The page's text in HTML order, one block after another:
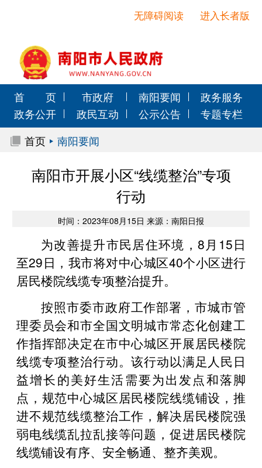
进入长者版
无障碍阅读
首 页 市政府 南阳要闻
政务服务
政务公开
政民互动 公示公告
专题专栏
首页
南阳要闻
南阳市开展小区“线缆整治”专项
行动
时间：2023年08月15日 来源：南阳日报
为改善提升市民居住环境，8月15日
至29日，我市将对中心城区40个小区进行
居民楼院线缆专项整治提升。
按照市委市政府工作部署，市城市管
理委员会和市全国文明城市常态化创建工
作指挥部决定在市中心城区开展居民楼院
线缆专项整治行动。该行动以满足人民日
益增长的美好生活需要为出发点和落脚
点，规范中心城区居民楼院线缆铺设，推
进不规范线缆整治工作，解决居民楼院强
弱电线缆乱拉乱接等问题，促进居民楼院
线缆铺设有序、安全畅通、整齐美观。